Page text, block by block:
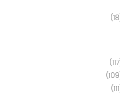
18
117
109
111